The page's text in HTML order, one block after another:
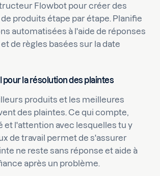
Flowbot pour créer des
produits étape par étape. Planifie
automatisées à l'aide de réponses
de règles basées sur la date
pour la résolution des plaintes
produits et les meilleures
des plaintes. Ce qui compte,
et l'attention avec lesquelles tu y
de travail permet de s'assurer
ne reste sans réponse et aide à
après un problème.